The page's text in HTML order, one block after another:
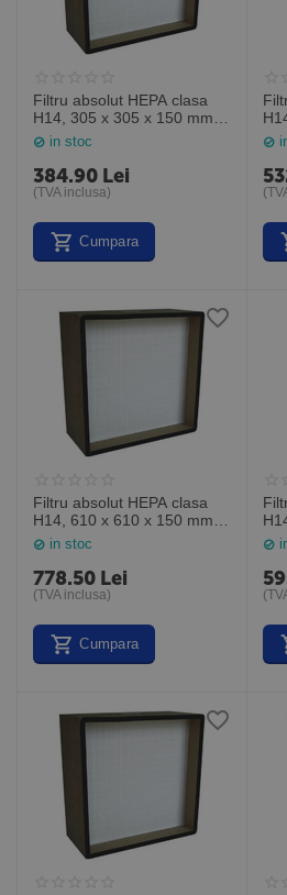
Filtru absolut HEPA clasa
H14, 305 x 305 x 150 mm,
MP14121206, General
Filter Italia
in stoc
384.90 Lei
(TVA inclusa)
Cumpara
Filtru absolut HEPA clasa
H14, 610 x 610 x 150 mm,
MP14242406, General
Filter Italia
in stoc
778.50 Lei
(TVA inclusa)
Cumpara